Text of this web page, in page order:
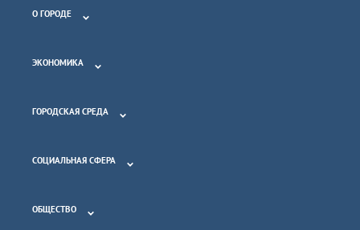
О ГОРОДЕ
ЭКОНОМИКА
ГОРОДСКАЯ СРЕДА
СОЦИАЛЬНАЯ СФЕРА
ОБЩЕСТВО